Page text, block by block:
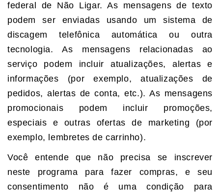
federal de Não Ligar. As mensagens de texto
podem ser enviadas usando um sistema de
discagem telefônica automática ou outra
tecnologia. As mensagens relacionadas ao
serviço podem incluir atualizações, alertas e
informações (por exemplo, atualizações de
pedidos, alertas de conta, etc.). As mensagens
promocionais podem incluir promoções,
especiais e outras ofertas de marketing (por
exemplo, lembretes de carrinho).
Você entende que não precisa se inscrever
neste programa para fazer compras, e seu
consentimento não é uma condição para